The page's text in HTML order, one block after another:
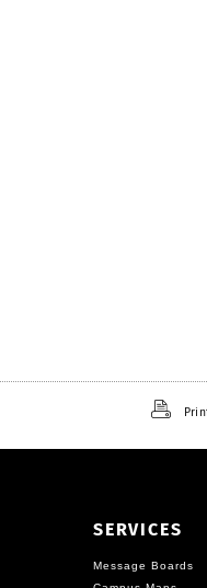
SERVICES
Message Boards